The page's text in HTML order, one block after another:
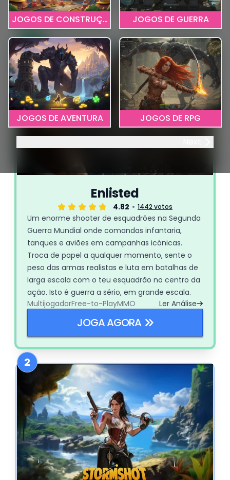
eventos ao vivo, há sempre novidade para
experimentar.
1
Enlisted
4.82 1442 votos
Um enorme shooter de esquadrões na Segunda
Guerra Mundial onde comandas infantaria,
tanques e aviões em campanhas icónicas.
Troca de papel a qualquer momento, sente o
peso das armas realistas e luta em batalhas de
larga escala com o teu esquadrão no centro da
ação. Isto é guerra a sério, em grande escala.
MultijogadorFree-to-PlayMMO Ler Análise
JOGA AGORA
2
JOGOS DE CONSTRUÇÃO JOGOS DE GUERRA
JOGOS DE AVENTURA
JOGOS DE RPG